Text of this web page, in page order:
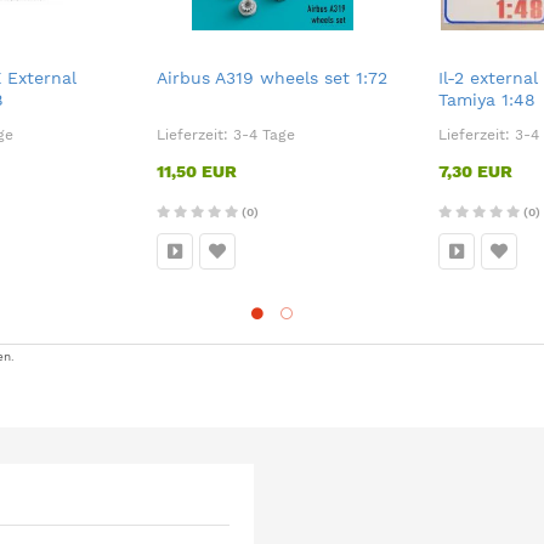
External
Airbus A319 wheels set 1:72
Lieferzeit: 3-4 Tage
11,50 EUR
(0)
Il-2
Tamiya 1:48
Lieferzeit: 3-4
7,30 EUR
(0)